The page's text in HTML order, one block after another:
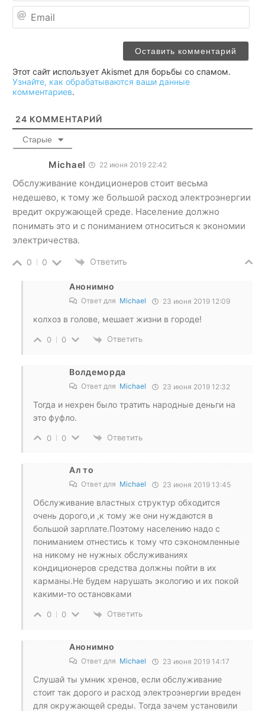
Этот сайт использует Akismet для борьбы со спамом.
Узнайте, как обрабатываются ваши данные
комментариев.
24 КОММЕНТАРИЙ
Старые
Michael 22 июня 2019 22:42
Обслуживание кондиционеров стоит весьма
недешево, к тому же большой расход электроэнергии
вредит окружающей среде. Население должно
понимать это и с пониманием относиться к экономии
электричества.
0 0 Ответить
Анонимно
Ответ для Michael 23 июня 2019 12:09
колхоз в голове, мешает жизни в городе!
0 0 Ответить
Волдеморда
Ответ для Michael 23 июня 2019 12:32
Тогда и нехрен было тратить народные деньги на
это фуфло.
0 0 Ответить
Ал то
Ответ для Michael 23 июня 2019 13:45
Обслуживание властных структур обходится
очень дорого,и ,к тому же они нуждаются в
большой зарплате.Поэтому населению надо с
пониманием отнестись к тому что сэкономленные
на никому не нужных обслуживаниях
кондиционеров средства должны пойти в их
карманы.Не будем нарушать экологию и их покой
какими-то остановками
0 0 Ответить
Анонимно
Ответ для Michael 23 июня 2019 14:17
Слушай ты умник хренов, если обслуживание
стоит так дорого и расход электроэнергии вреден
для окружающей среды. Тогда зачем установили